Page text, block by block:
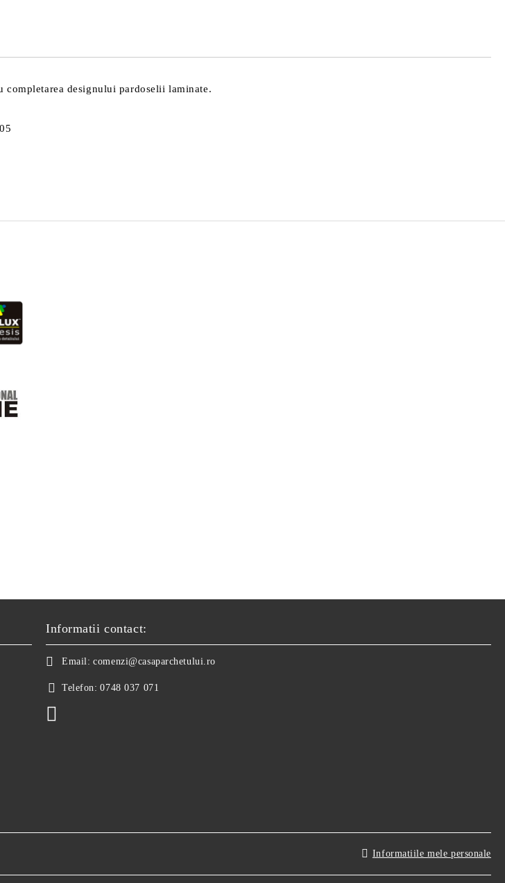
completarea designului pardoselii laminate.
Informatii contact:
Email: comenzi@casaparchetului.ro
Telefon: 0748 037 071
Informatiile mele personale